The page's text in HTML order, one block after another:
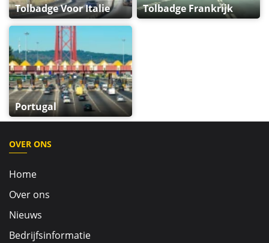
Tolbadge Voor Italie Tolbadge Frankrijk
Portugal
OVER ONS
Home
Over ons
Nieuws
Bedrijfsinformatie